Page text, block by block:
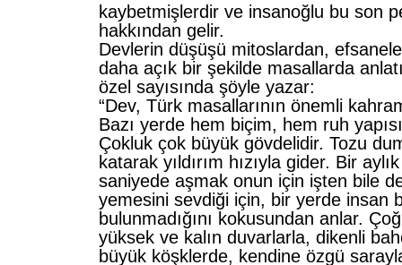
kaybetmişlerdir ve insanoğlu bu son
hakkından gelir.
Devlerin düşüşü mitoslardan,
daha açık bir şekilde masallarda
özel sayısında şöyle yazar:
“Dev, Türk masallarının önemli
Bazı yerde hem biçim, hem ruh
Çokluk çok büyük gövdelidir. Tozu
katarak yıldırım hızıyla gider. Bir
saniyede aşmak onun için işten bile
yemesini sevdiği için, bir yerde insan
bulunmadığını kokusundan anlar.
yüksek ve kalın duvarlarla, dikenli
büyük köşklerde, kendine özgü